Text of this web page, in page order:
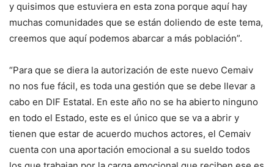
y quisimos que estuviera en esta zona porque aquí hay
muchas comunidades que se están doliendo de este tema,
creemos que aquí podemos abarcar a más población”.
“Para que se diera la autorización de este nuevo Cemaiv
no nos fue fácil, es toda una gestión que se debe llevar a
cabo en DIF Estatal. En este año no se ha abierto ninguno
en todo el Estado, este es el único que se va a abrir y
tienen que estar de acuerdo muchos actores, el Cemaiv
cuenta con una aportación emocional a su sueldo todos